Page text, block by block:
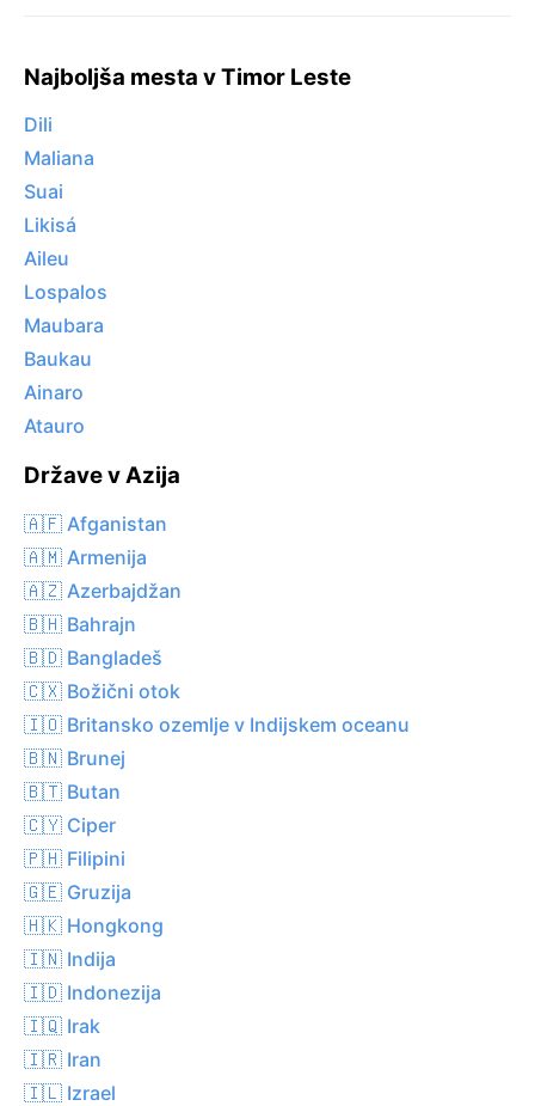
Najboljša mesta v Timor Leste
Dili
Maliana
Suai
Likisá
Aileu
Lospalos
Maubara
Baukau
Ainaro
Atauro
Države v Azija
🇦🇫 Afganistan
🇦🇲 Armenija
🇦🇿 Azerbajdžan
🇧🇭 Bahrajn
🇧🇩 Bangladeš
🇨🇽 Božični otok
🇮🇴 Britansko ozemlje v Indijskem oceanu
🇧🇳 Brunej
🇧🇹 Butan
🇨🇾 Ciper
🇵🇭 Filipini
🇬🇪 Gruzija
🇭🇰 Hongkong
🇮🇳 Indija
🇮🇩 Indonezija
🇮🇶 Irak
🇮🇷 Iran
🇮🇱 Izrael